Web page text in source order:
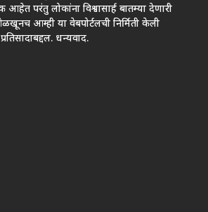
परंतु लोकांना विश्वासार्ह बातम्या देणारी
आम्ही या वेबपोर्टलची निर्मिती केली
धन्यवाद.